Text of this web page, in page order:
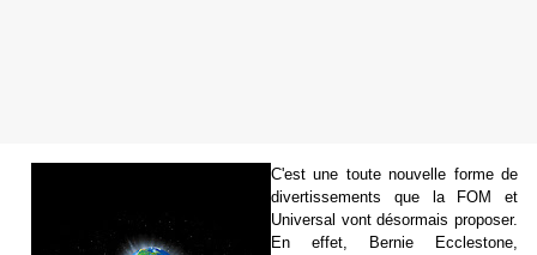
C'est une toute nouvelle forme de
divertissements que la FOM et
Universal vont désormais proposer.
En effet, Bernie Ecclestone,